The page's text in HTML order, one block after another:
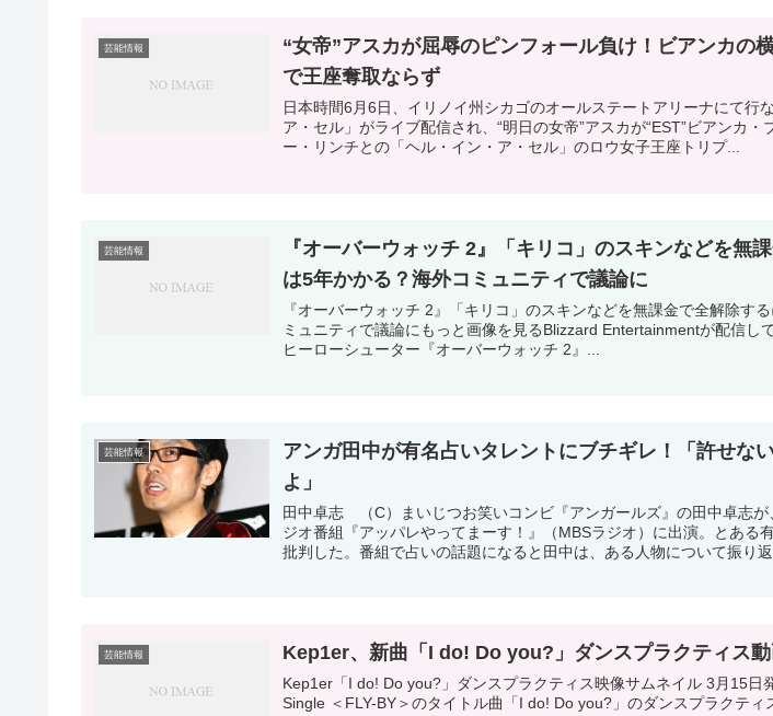
芸能情報
“女帝”アスカが屈辱のピンフォール負け！ビアンカの
で王座奪取ならず
日本時間6月6日、イリノイ州シカゴのオールステートアリーナにて行
ア・セル」がライブ配信され、“明日の女帝”アスカが“EST”ビアンカ・
ー・リンチとの「ヘル・イン・ア・セル」のロウ女子王座トリプ...
芸能情報
『オーバーウォッチ 2』「キリコ」のスキンなどを無
は5年かかる？海外コミュニティで議論に
『オーバーウォッチ 2』「キリコ」のスキンなどを無課金で全解除するには5年かかる？海外コ
ミュニティで議論にもっと画像を見るBlizzard Entertainmentが配信し
ヒーローシューター『オーバーウォッチ 2』...
芸能情報
アンガ田中が有名占いタレントにブチギレ！「許せな
よ」
田中卓志 （C）まいじつお笑いコンビ『アンガールズ』の田中卓志が
ジオ番組『アッパレやってまーす！』（MBSラジオ）に出演。とある
批判した。番組で占いの話題になると田中は、ある人物について振り返
芸能情報 Kep1er、新曲「I do! Do you?」ダンスプラクティス動
Kep1er「I do! Do you?」ダンスプラクティス映像サムネイル 3月15日発売のKep1er Japan 2nd
Single ＜FLY-BY＞のタイトル曲「I do! Do you?」のダンスプラクティ